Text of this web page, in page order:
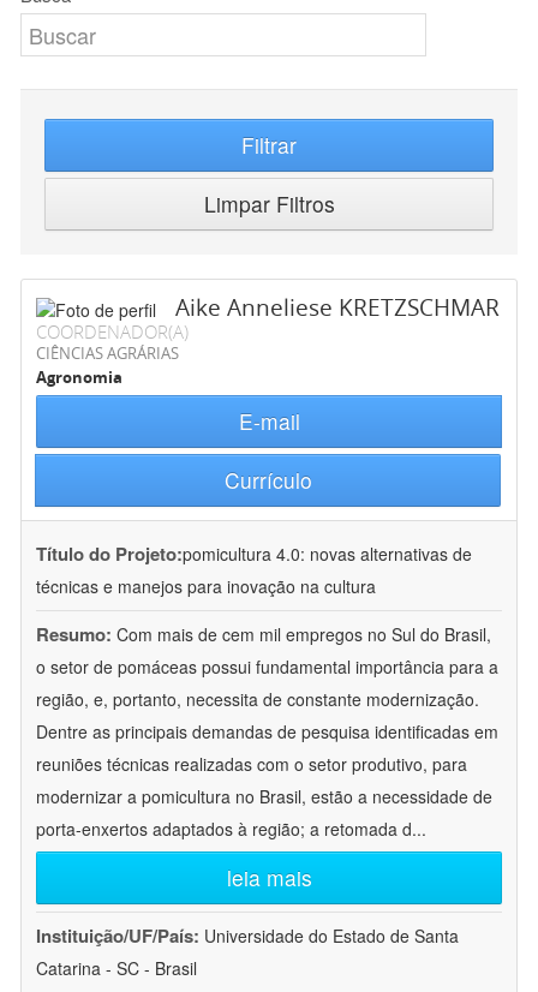
Filtrar
Limpar Filtros
Aike Anneliese KRETZSCHMAR
COORDENADOR(A)
CIÊNCIAS AGRÁRIAS
Agronomia
E-mail
Currículo
Título do Projeto:pomicultura 4.0: novas alternativas de
técnicas e manejos para inovação na cultura
Resumo: Com mais de cem mil empregos no Sul do Brasil,
o setor de pomáceas possui fundamental importância para a
região, e, portanto, necessita de constante modernização.
Dentre as principais demandas de pesquisa identificadas em
reuniões técnicas realizadas com o setor produtivo, para
modernizar a pomicultura no Brasil, estão a necessidade de
porta-enxertos adaptados à região; a retomada d...
leia mais
Instituição/UF/País: Universidade do Estado de Santa
Catarina - SC - Brasil